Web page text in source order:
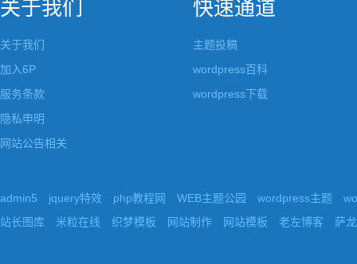
关于我们
关于我们
加入6P
服务条款
隐私申明
网站公告相关
快速通道
主题投稿
wordpress百科
wordpress下载
admin5 jquery特效 php教程网 WEB主题公园 wordpress主题
站长图库
米粒在线 织梦模板 网站制作 网站模板 老左博客 萨